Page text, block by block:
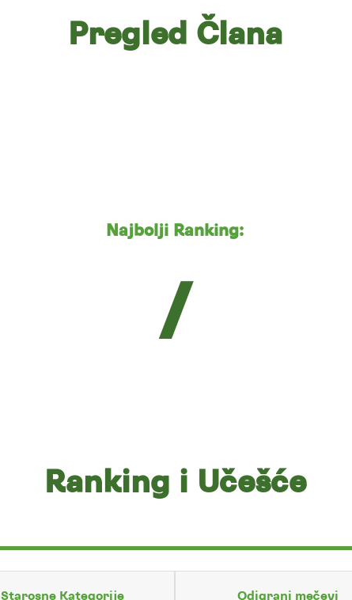
Pregled Člana
Najbolji Ranking:
/
Ranking i Učešće
Starosne Kategorije Odigrani mečevi